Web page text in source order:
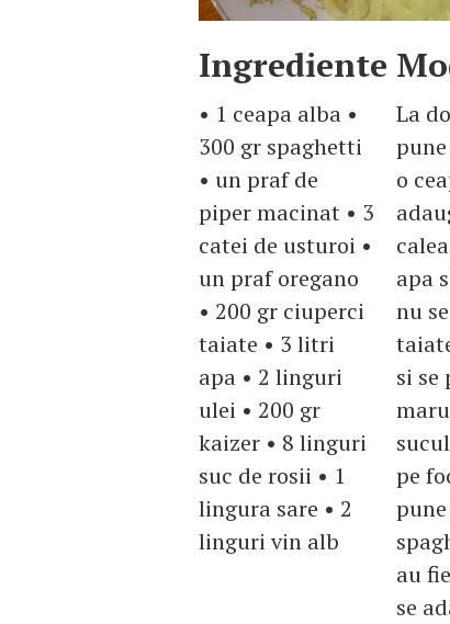
Ingrediente
• 1 ceapa alba •
300 gr spaghetti
• un praf de
piper macinat • 3
catei de usturoi •
un praf oregano
• 200 gr ciuperci
taiate • 3 litri
apa • 2 linguri
ulei • 200 gr
kaizer • 8 linguri
suc de rosii • 1
lingura sare • 2
linguri vin alb
La
o
apa
nu
si
pe
au
se